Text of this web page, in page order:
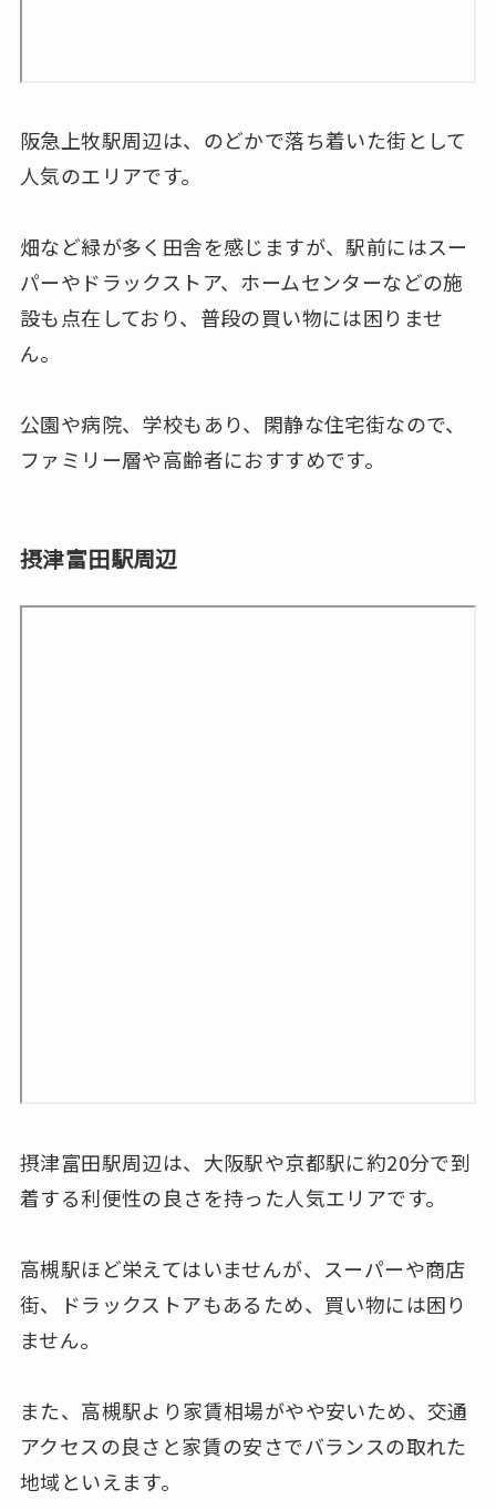
阪急上牧駅周辺は、のどかで落ち着いた街として
人気のエリアです。
畑など緑が多く田舎を感じますが、駅前にはスー
パーやドラックストア、ホームセンターなどの施
設も点在しており、普段の買い物には困りませ
ん。
公園や病院、学校もあり、閑静な住宅街なので、
ファミリー層や高齢者におすすめです。
摂津富田駅周辺
摂津富田駅周辺は、大阪駅や京都駅に約20分で到
着する利便性の良さを持った人気エリアです。
高槻駅ほど栄えてはいませんが、スーパーや商店
街、ドラックストアもあるため、買い物には困り
ません。
また、高槻駅より家賃相場がやや安いため、交通
アクセスの良さと家賃の安さでバランスの取れた
地域といえます。